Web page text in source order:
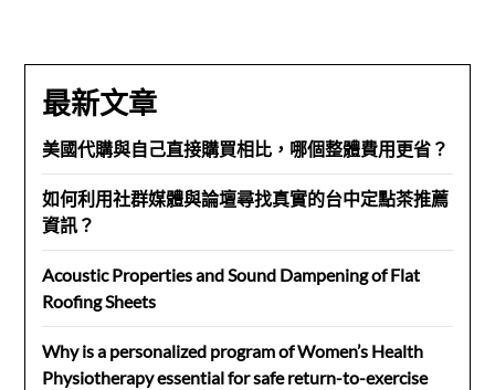
最新文章
美國代購與自己直接購買相比，哪個整體費用更省？
如何利用社群媒體與論壇尋找真實的台中定點茶推薦
資訊？
Acoustic Properties and Sound Dampening of Flat
Roofing Sheets
Why is a personalized program of Women’s Health
Physiotherapy essential for safe return-to-exercise